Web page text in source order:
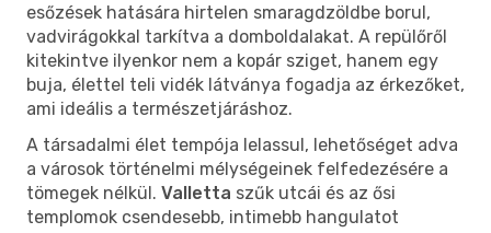
esőzések hatására hirtelen smaragdzöldbe borul,
vadvirágokkal tarkítva a domboldalakat. A repülőről
kitekintve ilyenkor nem a kopár sziget, hanem egy
buja, élettel teli vidék látványa fogadja az érkezőket,
ami ideális a természetjáráshoz.
A társadalmi élet tempója lelassul, lehetőséget adva
a városok történelmi mélységeinek felfedezésére a
tömegek nélkül. Valletta szűk utcái és az ősi
templomok csendesebb, intimebb hangulatot